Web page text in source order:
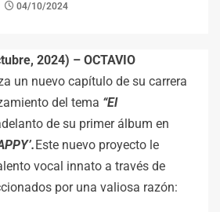
04/10/2024
2024) – OCTAVIO
un nuevo capítulo de su carrera
del tema “El
de su primer álbum en
Este nuevo proyecto le
vocal innato a través de
por una valiosa razón: